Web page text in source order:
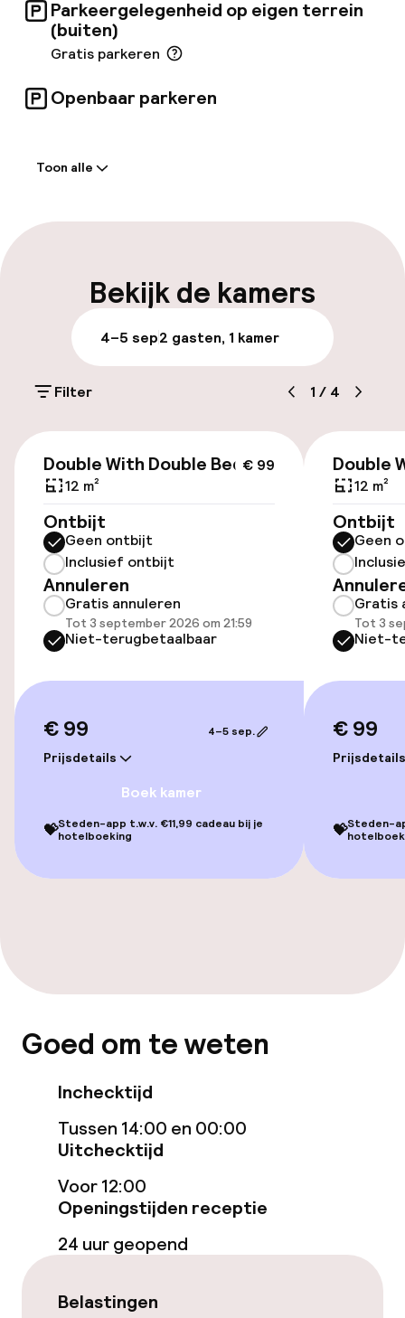
Parkeergelegenheid op eigen terrein
(buiten)
Gratis parkeren
Openbaar parkeren
Meertalige medewerkers
Parkeren & mobiliteit
Parkeergelegenheid op eigen terrein
(buiten)
Openbaar parkeren
Toegankelijkheid
Overal rolstoeltoegankelijk
Lift
Tuin
Game-kamer
Bar
Beleid
Overal rookvrij
Toon alle
Bekijk de kamers
4–5 sep2 gasten, 1 kamer
Filter 1 / 4
€ 99
Double With Double Bed
12 m²
Ontbijt
Geen ontbijt
Inclusief ontbijt
Annuleren
Gratis annuleren
Tot 3 september 2026 om 21:59
Niet-terugbetaalbaar
€ 99
Prijsdetails
4–5 sep.
Boek kamer
💝Steden-app t.w.v. €11,99 cadeau bij je
hotelboeking
Double
12 m²
Ontbijt
Geen
Gratis
Tot 3
Niet-
€ 99
Prijsdetails
💝Steden-
Goed om te weten
Inchecktijd
Tussen 14:00 en 00:00
Uitchecktijd
Voor 12:00
Openingstijden receptie
24 uur geopend
Belastingen